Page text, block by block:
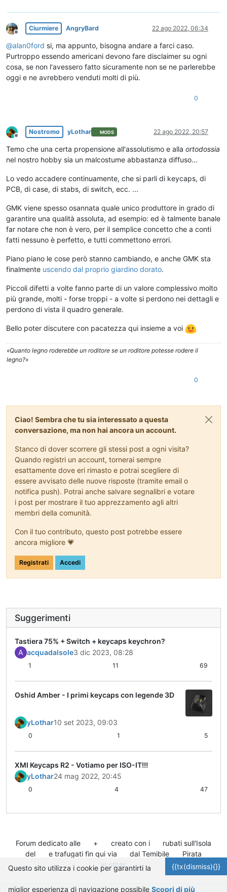
Non in linea
Ciurmiere AngryBard 22 ago 2022, 06:34
@alan0ford si, ma appunto, bisogna andare a farci caso.
Purtroppo essendo americani devono fare disclaimer su ogni
cosa, se non l'avessero fatto sicuramente non se ne parlerebbe
oggi e ne avrebbero venduti molti di più.
0
Non in linea
Nostromo yLothar MODS 22 ago 2022, 20:57
Temo che una certa propensione all'assolutismo e alla ortodossia
nel nostro hobby sia un malcostume abbastanza diffuso...
Lo vedo accadere continuamente, che si parli di keycaps, di
PCB, di case, di stabs, di switch, ecc. ...
GMK viene spesso osannata quale unico produttore in grado di
garantire una qualità assoluta, ad esempio: ed è talmente banale
far notare che non è vero, per il semplice concetto che a conti
fatti nessuno è perfetto, e tutti commettono errori.
Piano piano le cose però stanno cambiando, e anche GMK sta
finalmente uscendo dal proprio giardino dorato.
Piccoli difetti a volte fanno parte di un valore complessivo molto
più grande, molti - forse troppi - a volte si perdono nei dettagli e
perdono di vista il quadro generale.
Bello poter discutere con pacatezza qui insieme a voi
«Quanto legno roderebbe un roditore se un roditore potesse rodere il
legno?»
0
Ciao! Sembra che tu sia interessato a questa
conversazione, ma non hai ancora un account.
Stanco di dover scorrere gli stessi post a ogni visita?
Quando registri un account, tornerai sempre
esattamente dove eri rimasto e potrai scegliere di
essere avvisato delle nuove risposte (tramite email o
notifica push). Potrai anche salvare segnalibri e votare
i post per mostrare il tuo apprezzamento agli altri
membri della comunità.
Con il tuo contributo, questo post potrebbe essere
ancora migliore 💗
Registrati Accedi
Suggerimenti
Tastiera 75% + Switch + keycaps keychron?
A acquadalsole3 dic 2023, 08:28
1 11 69
Oshid Amber - I primi keycaps con legende 3D
yLothar10 set 2023, 09:03
0 1 5
XMI Keycaps R2 - Votiamo per ISO-IT!!!
yLothar24 mag 2022, 20:45
0 4 47
Forum dedicato alle + creato con i
rubati sull'Isola
del
e trafugati fin qui via dal Temibile
Pirata
yLothar. {{tx(dismiss){}}
Questo sito utilizza i cookie per garantirti la
miglior esperienza di navigazione possibile Scopri di più